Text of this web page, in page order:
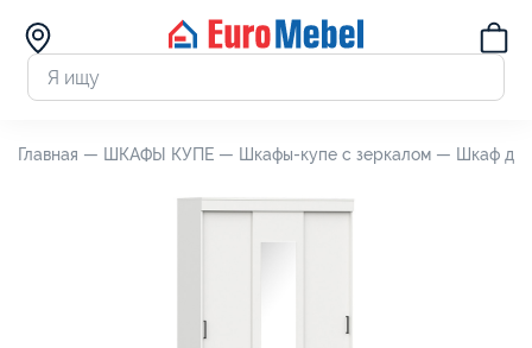
Главная — ШКАФЫ КУПЕ — Шкафы-купе с зеркалом — Шкаф